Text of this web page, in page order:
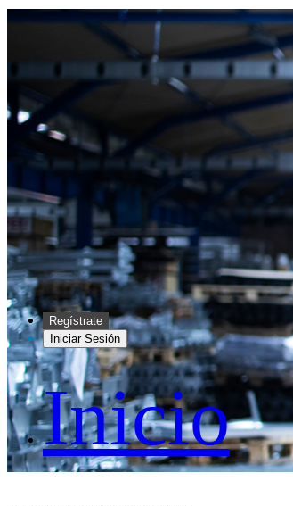
Regístrate
Iniciar Sesión
Inicio